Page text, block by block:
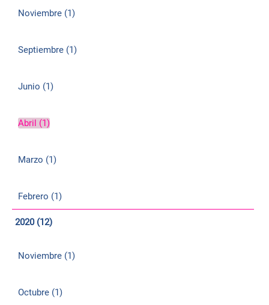
Noviembre (1)
Septiembre (1)
Junio (1)
Abril (1)
Marzo (1)
Febrero (1)
2020 (12)
Noviembre (1)
Octubre (1)